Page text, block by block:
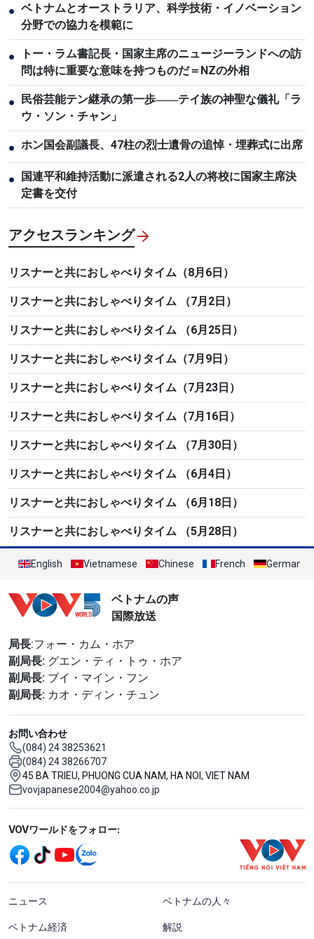
● ベトナムとオーストラリア、科学技術・イノベーション
分野での協力を模範に
●
トー・ラム書記長・国家主席のニュージーランドへの訪
問は特に重要な意味を持つものだ＝NZの外相
●
民俗芸能テン継承の第一歩――テイ族の神聖な儀礼「ラ
ウ・ソン・チャン」
● ホン国会副議長、47柱の烈士遺骨の追悼・埋葬式に出席
●
国連平和維持活動に派遣される2人の将校に国家主席決
定書を交付
アクセスランキング
リスナーと共におしゃべりタイム（8月6日）
リスナーと共におしゃべりタイム （7月2日）
リスナーと共におしゃべりタイム （6月25日）
リスナーと共におしゃべりタイム（7月9日）
リスナーと共におしゃべりタイム（7月23日）
リスナーと共におしゃべりタイム（7月16日）
リスナーと共におしゃべりタイム （7月30日）
リスナーと共におしゃべりタイム （6月4日）
リスナーと共におしゃべりタイム （6月18日）
リスナーと共におしゃべりタイム （5月28日）
English Vietnamese Chinese French German
ベトナムの声
国際放送
局長:フォー・カム・ホア
副局長: グエン・ティ・トゥ・ホア
副局長: ブイ・マイン・フン
副局長: カオ・ディン・チュン
お問い合わせ
(084) 24 38253621
(084) 24 38266707
45 BA TRIEU, PHUONG CUA NAM, HA NOI, VIET NAM
vovjapanese2004@yahoo.co.jp
Mạng xã hội
VOVワールドをフォロー:
menu footer tiếng Nhật
ニュース ベトナムの人々
ベトナム経済 解説